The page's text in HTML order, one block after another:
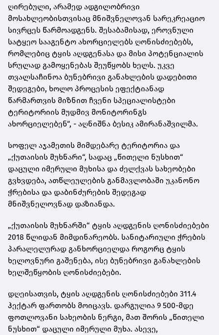
ღირებული, არამედ ადგილობრივი
მოსახლეობისთვისაც მნიშვნელოვან სარეკრეაციო
სივრცეს წარმოადგენს. შესაბამისად, ეროვნული
სატყეო სააგენტო ახორციელებს ღონისძიებებს,
რომლებიც ტყის აღდგენასა და მისი პოტენციალის
სრულად გამოყენებას შეუწყობს ხელს. უკვე
თვალსაჩინოა ბუნებრივი განახლების დადებითი
შედეგები, ხოლო პროცესის ეფექტიანად
წარმართვის მიზნით ჩვენი სპეციალისტები
ტერიტორიის მუდმივ მონიტორინგს
ახორციელებენ“, - აღნიშნა ბესიკ ამირანაშვილმა.
სოფელ აჯამეთის მიმდებარე ტერიტორია და
„ქუთაისის მუხნარი“, სადაც „წითელი ნუსხით“
დაცული იმერული მუხისა და ძელქვას სახეობები
გვხვდება, ათწლეულების განმავლობაში უკანონო
ჭრებისა და დაბინძურების შედეგად
მნიშვნელოვნად დაზიანდა.
„ქუთაისის მუხნარში“ ტყის აღდგენის ღონისძიებები
2018 წლიდან მიმდინარეობს. სანიტარიული ჭრების
პარალელურად განხორციელდა როგორც ტყის
ხელოვნური გაშენება, ისე ბუნებრივი განახლების
ხელშეწყობის ღონისძიებები.
დღეისათვის, ტყის აღდგენის ღონისძიებები 311.4
ჰექტარ ფართობს მოიცავს. დარგულია 9 500-მდე
ფოთლოვანი სახეობის ნერგი, მათ შორის „წითელი
ნუსხით“ დაცული იმერული მუხა. ასევე,